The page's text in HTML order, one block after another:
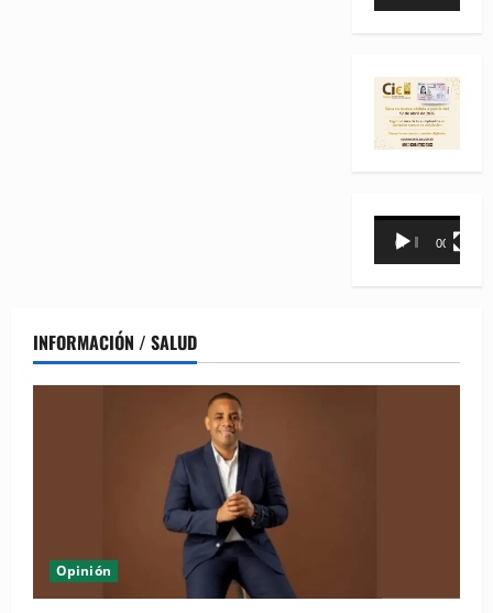
Reproductor
00:00 00:31
INFORMACIÓN / SALUD
Opinión